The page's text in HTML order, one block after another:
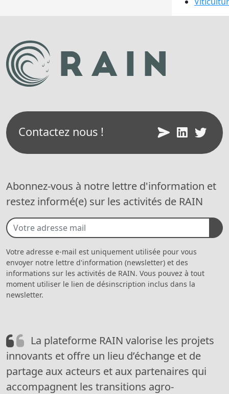
Contactez nous !
Abonnez-vous à notre lettre d'information et
restez informé(e) sur les activités de RAIN
Votre adresse e-mail est uniquement utilisée pour vous
envoyer notre lettre d'information (newsletter) et des
informations sur les activités de RAIN. Vous pouvez à tout
moment utiliser le lien de désinscription inclus dans la
newsletter.
La plateforme RAIN valorise les projets
innovants et offre un lieu d’échange et de
partage aux acteurs et aux partenaires qui
accompagnent les transitions agro-